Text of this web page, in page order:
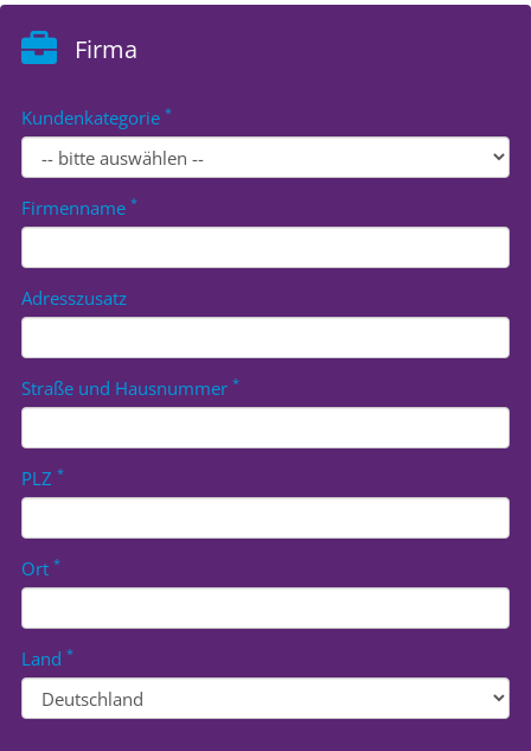
Firma
Kundenkategorie *
Firmenname *
Adresszusatz
Straße und Hausnummer *
PLZ *
Ort *
Land *